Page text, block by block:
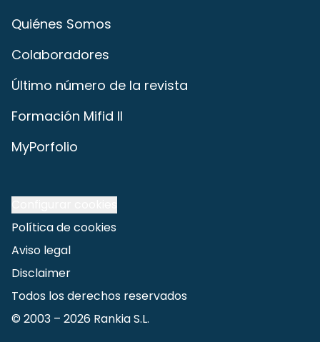
Quiénes Somos
Colaboradores
Último número de la revista
Formación Mifid II
MyPorfolio
Política de cookies
Aviso legal
Disclaimer
Todos los derechos reservados
© 2003 – 2026 Rankia S.L.